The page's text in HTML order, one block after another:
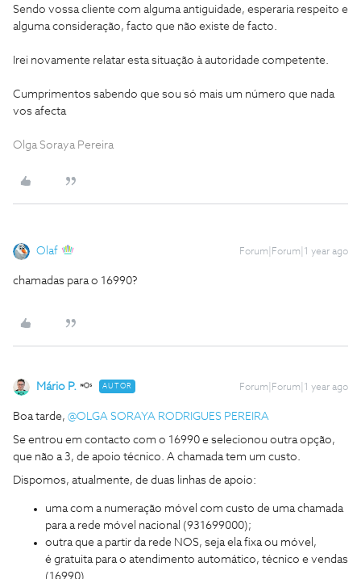
Sendo vossa cliente com alguma antiguidade, esperaria respeito e
alguma consideração, facto que não existe de facto.
Irei novamente relatar esta situação à autoridade competente.
Cumprimentos sabendo que sou só mais um número que nada
vos afecta
Olga Soraya Pereira
Olaf Forum|Forum|1 year ago
chamadas para o 16990?
Mário P. AUTOR Forum|Forum|1 year ago
Boa tarde, ​ @OLGA SORAYA RODRIGUES PEREIRA
Se entrou em contacto com o 16990 e selecionou outra opção,
que não a 3, de apoio técnico. A chamada tem um custo.
Dispomos, atualmente, de duas linhas de apoio:
uma com a numeração móvel com custo de uma chamada
para a rede móvel nacional (931699000);
outra que a partir da rede NOS, seja ela fixa ou móvel,
é gratuita para o atendimento automático, técnico e vendas
(16990)